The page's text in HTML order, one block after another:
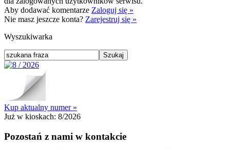
Aby dodawać komentarze Zaloguj się »
Nie masz jeszcze konta? Zarejestruj się »
Wyszukiwarka
Kup aktualny numer »
Już w kioskach: 8/2026
Pozostań z nami w kontakcie